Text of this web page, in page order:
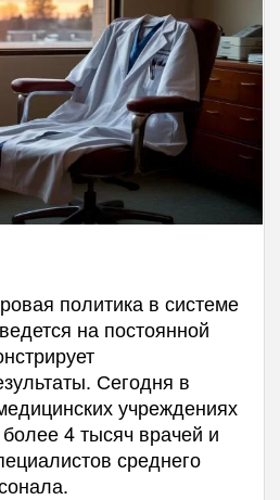
политика в системе
на постоянной
Сегодня в
учреждениях
4 тысяч врачей и
среднего